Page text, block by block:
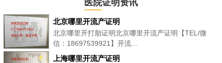
医院证明资讯
北京哪里开流产证明
北京哪里开打胎证明北京哪里开流产证明【TEL/微
信：18697539921】开流...
上海哪里开流产证明